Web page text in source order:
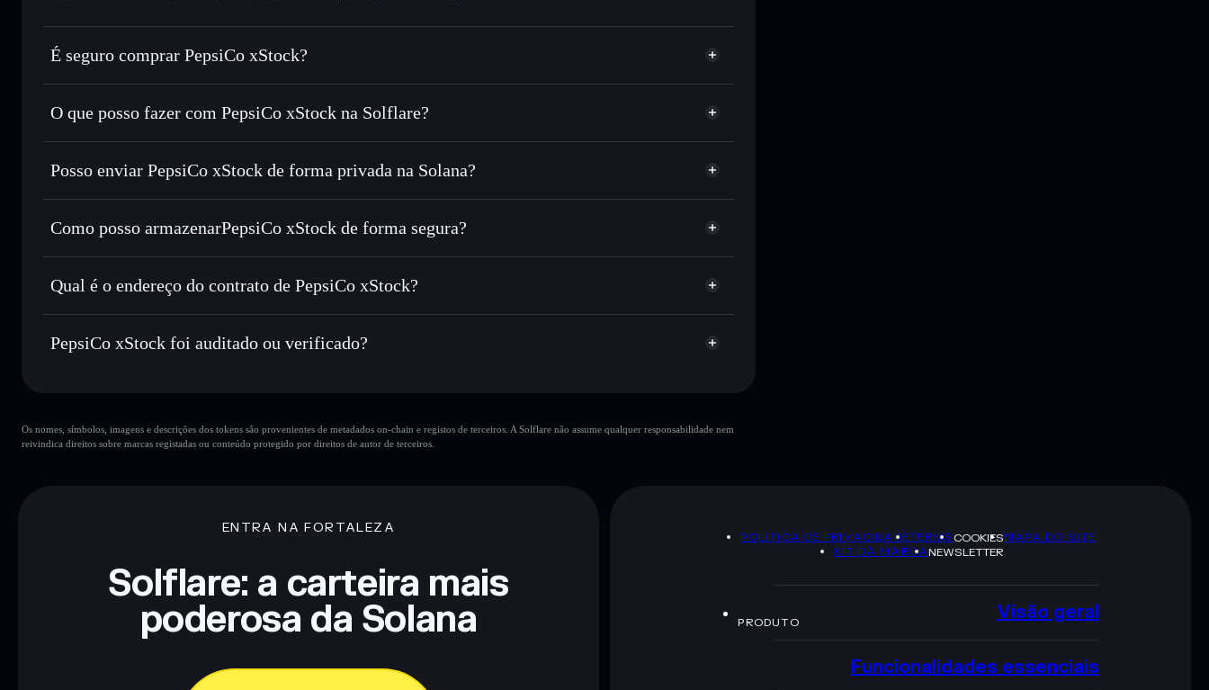
É seguro comprar PepsiCo xStock?
PepsiCo xStock token verificado
O que posso fazer com PepsiCo xStock na Solflare?
PepsiCo xStock
Carteira Solflare
Trocar instantaneamente— trocar PEPX por SOL, USDC, ou milhares de outros tokens Solana com
Privacidade integrado da Solflare
Acompanhar em tempo real— monitorizar o preço, volume, capitalização de mercado e liquidez de PEPX
Manter em segurança
— guardar PEPX numa carteira não-custodial onde controlas as tuas chaves privadas
Posso enviar PepsiCo xStock de forma privada na Solana?
Carteira Solflare
Agregador de Privacidade
Como posso armazenarPepsiCo xStock de forma segura?
PepsiCo xStock carteira não-custodial Solflare
Qual é o endereço do contrato de PepsiCo xStock?
PepsiCo xStock
Xsv99frTRUeornyvCfvhnDesQDWuvns1M852Pez91vF
PepsiCo xStock foi auditado ou verificado?
Os nomes, símbolos, imagens e descrições dos tokens são provenientes de metadados on-chain e registos de terceiros. A Solflare não assume qualquer responsabilidade nem
reivindica direitos sobre marcas registadas ou conteúdo protegido por direitos de autor de terceiros.
ENTRA NA FORTALEZA
Solflare: a carteira mais
poderosa da Solana
POLÍTICA DE PRIVACIDADETERMSCOOKIESMAPA DO SITE
KIT DA MARCANEWSLETTER
PRODUTO Visão geral
Funcionalidades essenciais